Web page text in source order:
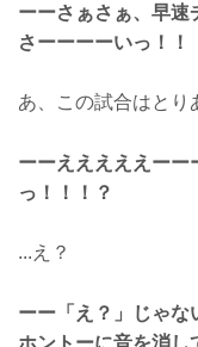
ーーさぁさぁ、早速
さーーーーいっ！！
あ、この試合はとり
ーーえええええーー
っ！！！？
...え？
ーー「え？」じゃな
ホントーに音を消し